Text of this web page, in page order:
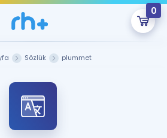
0
Şu An Boş.
hazırlayacak onlarca eğitim seni
bekliyor!
Sözlük plummet